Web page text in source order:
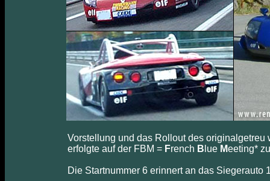
Vorstellung und das Rollout des
erfolgte auf der FBM = French B lue Meeting*
Die Startnummer 6 erinnert an das Siegerauto